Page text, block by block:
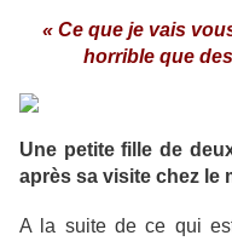
« Ce que je vais
horrible que
Une petite fille de
après sa visite chez le
A la suite de ce qui